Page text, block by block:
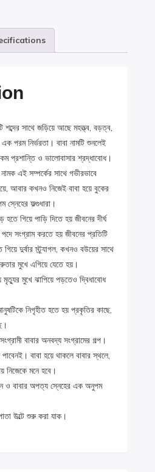
সাথে জড়িয়ে আছে মহত্ত্ব, বড়ত্ব,
পরম নির্ভরতা। বাবা নামটি শুনলেই
প্রশান্তি ও ভালোবাসার শ্রদ্ধাবোধ।
এই সম্পর্কের সাথে গভীরভাবে
আবার কখনও নিজেই বাবা হয়ে বুকের
ফল্গুধারা।
গিয়ে পাড়ি দিতে হয় জীবনের দীর্ঘ
সংগ্রাম করতে হয় জীবনের প্রতিটি
দুর্বার স্ট্র্যাগল, কখনও বউয়ের সাথে
মুখে এগিয়ে যেতে হয়।
মৃত্যুর মুখে ঝাপিয়ে পড়তেও দ্বিধাবোধ
নিগৃহীত হতে হয় প্রকৃতির কাছে,
বাবার অনবদ্য সংগ্রামের গল্প।
বাবা হয়ে থাকলে বাবার স্থলে,
নিজেকে মনে হবে।
ও বাবার অপত্য স্নেহের এক অনুপম
উল্টে শুরু করা যাক।